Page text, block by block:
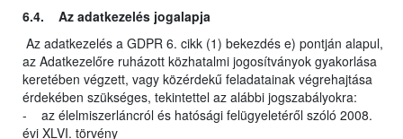
6.4. Az adatkezelés jogalapja
Az adatkezelés a GDPR 6. cikk (1) bekezdés e) pontján alapul,
az Adatkezelőre ruházott közhatalmi jogosítványok gyakorlása
keretében végzett, vagy közérdekű feladatainak végrehajtása
érdekében szükséges, tekintettel az alábbi jogszabályokra:
- az élelmiszerláncról és hatósági felügyeletéről szóló 2008.
évi XLVI. törvény